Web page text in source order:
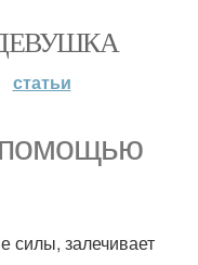
статьи
помощью
силы, залечивает